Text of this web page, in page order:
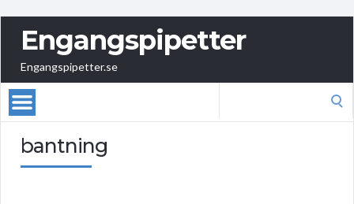
Engangspipetter
Engangspipetter.se
bantning